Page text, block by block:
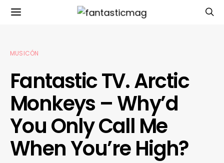
MUSICÓN
Fantastic TV. Arctic
Monkeys – Why’d
You Only Call Me
When You’re High?